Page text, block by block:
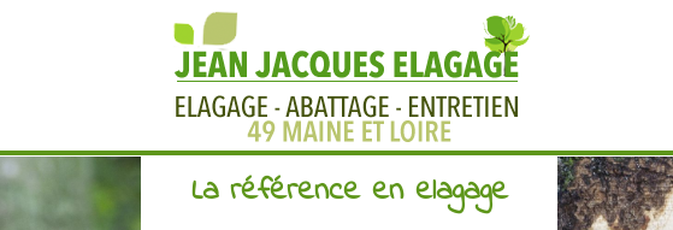
La référence en elagage